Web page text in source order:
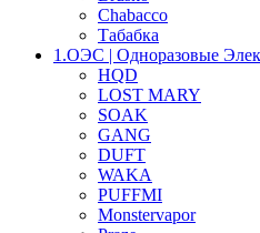
Chabacco
Табабка
1.OЭС | Одноразовые
HQD
LOST MARY
SOAK
GANG
DUFT
WAKA
PUFFMI
Monstervapor